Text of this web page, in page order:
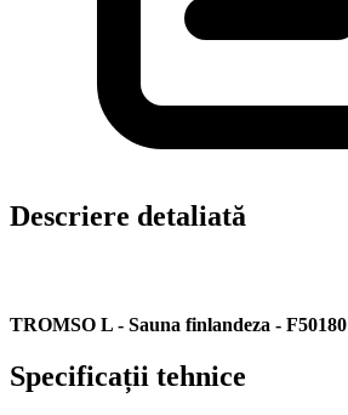
Descriere detaliată
TROMSO L - Sauna finlandeza - F50180
Specificații tehnice